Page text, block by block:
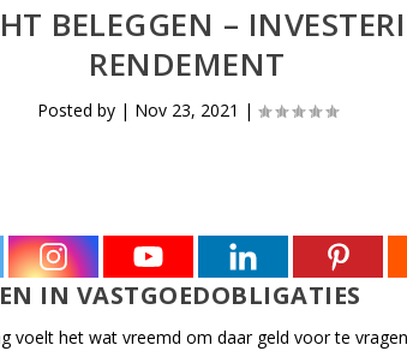
BELEGGEN –
RENDEMENT
Posted by | Nov 23, 2021 |
IN VASTGOEDOBLIGATIES
voelt het wat vreemd om daar geld voor te